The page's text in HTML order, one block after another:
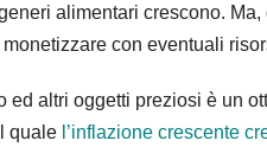
alimentari crescono.
con eventuali
ed altri oggetti preziosi è un
quale l’inflazione crescente